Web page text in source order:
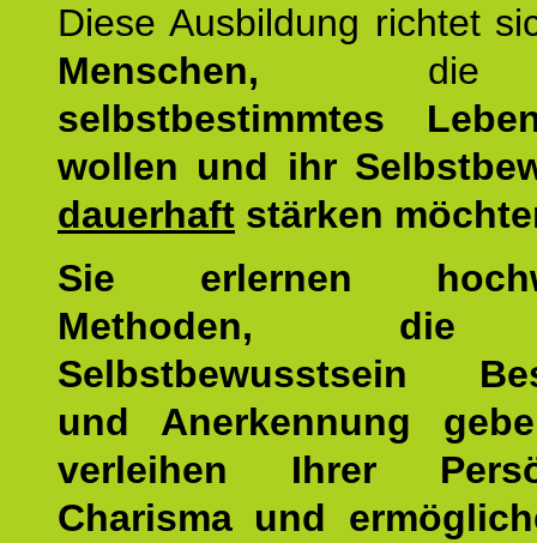
Diese Ausbildung richtet
Menschen,
selbstbestimmtes
wollen und ihr
dauerhaft stärken
Sie erlernen
Methoden, die
Selbstbewusstsein
und Anerkennung
verleihen Ihrer
Charisma und